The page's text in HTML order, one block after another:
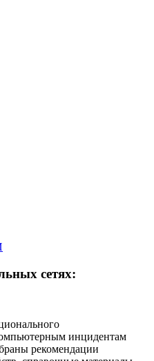
сетях:
инцидентам
рекомендации